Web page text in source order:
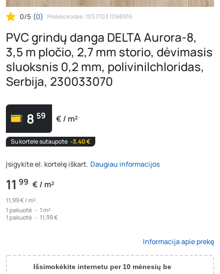
0/5 (0) Prekės kodas: 1057703 1066916
PVC grindų danga DELTA Aurora-8,
3,5 m pločio, 2,7 mm storio, dėvimasis
sluoksnis 0,2 mm, polivinilchloridas,
Serbija, 230033070
8 59 € / m²
Su kortele sutaupote ‐3,40 €
Įsigykite el. kortelę iškart. Daugiau informacijos
11 99 € / m²
11,99 € / m²
1 pakuotė ‐ 1 m²
1 pakuotė ‐ 11,99 €
Informacija apie prekę
Išsimokėkite internetu per 10 mėnesių be